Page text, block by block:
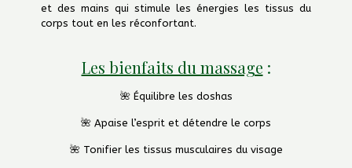
et des mains qui stimule les énergies les tissus du
corps tout en les réconfortant.
Les bienfaits du massage :
🌺 Équilibre les doshas
🌺 Apaise l’esprit et détendre le corps
🌺 Tonifier les tissus musculaires du visage